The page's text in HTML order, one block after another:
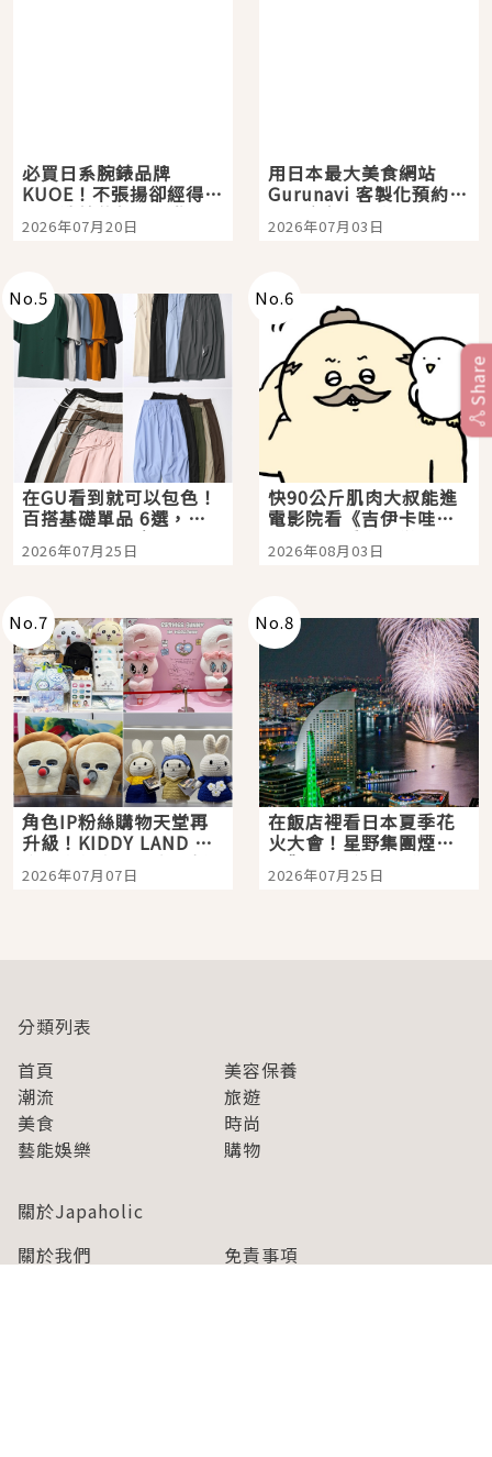
必買日系腕錶品牌
KUOE！不張揚卻經得起
時間洗鍊的經典之作五
選
2026年07月20日
用日本最大美食網站
Gurunavi 客製化預約九
大都市餐廳，打造專屬
美食體驗！
2026年07月03日
No.5
在GU看到就可以包色！
百搭基礎單品 6選，閉
眼全收也不心疼
2026年07月25日
No.6
快90公斤肌肉大叔能進
電影院看《吉伊卡哇》
嗎？日本重金屬樂團
「打首」會長與nagano
2026年08月03日
No.7
角色IP粉絲購物天堂再
升級！KIDDY LAND 原
宿店吉伊卡哇迎客，新
開幕 OMOKADO 店3分
2026年07月07日
No.8
在飯店裡看日本夏季花
火大會！星野集團煙火
景觀飯店6選，讓你不用
人擠人悠閒欣賞
2026年07月25日
Share
分類列表
首頁
美容保養
潮流
旅遊
美食
時尚
藝能娛樂
購物
關於Japaholic
關於我們
免責事項